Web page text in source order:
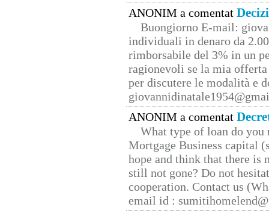
ANONIM a comentat
Buongiorno E-mail:
individuali in denaro da
rimborsabile del 3% in un
ragionevoli se la mia
per discutere le modalità e
ANONIM a comentat
What type of loan do you
Mortgage Business capital
hope and think that there is
still not gone? Do not
cooperation. Contact us
email id :